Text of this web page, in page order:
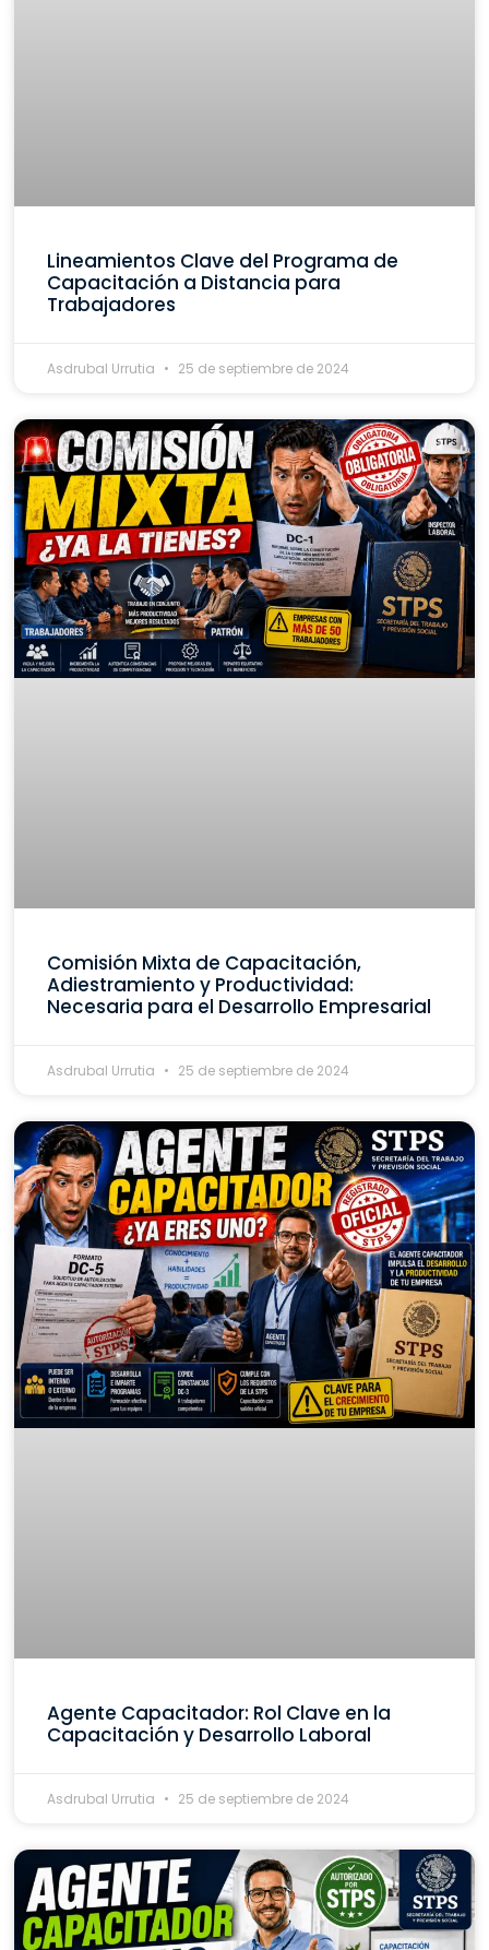
Lineamientos Clave del Programa de
Capacitación a Distancia para
Trabajadores
Asdrubal Urrutia 25 de septiembre de 2024
Comisión Mixta de Capacitación,
Adiestramiento y Productividad:
Necesaria para el Desarrollo Empresarial
Asdrubal Urrutia 25 de septiembre de 2024
Agente Capacitador: Rol Clave en la
Capacitación y Desarrollo Laboral
Asdrubal Urrutia 25 de septiembre de 2024